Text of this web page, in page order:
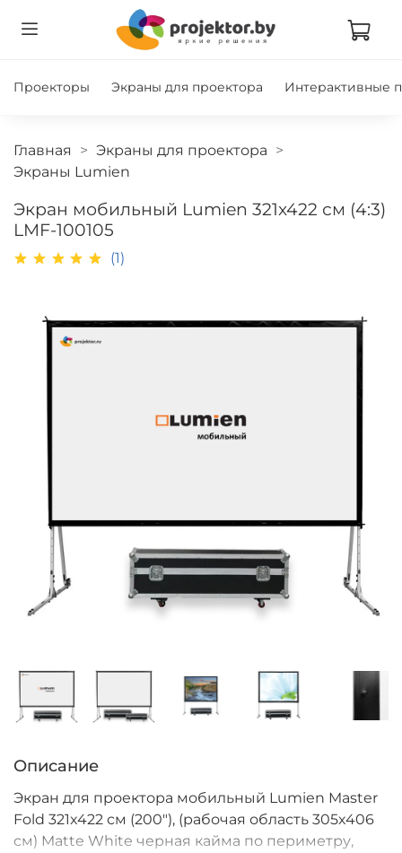
Проекторы Экраны для проектора Интерактивные
Главная
Экраны для проектора
Экраны Lumien
Экран мобильный Lumien 321x422 см (4:3)
LMF-100105
(1)
Описание
Экран для проектора мобильный Lumien Master
Fold 321x422 см (200"), (рабочая область 305х406
см) Matte White черная кайма по периметру,